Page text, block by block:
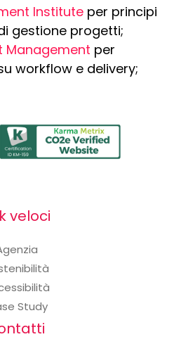
Institute per principi
gestione progetti;
Management per
workflow e delivery;
veloci
Study